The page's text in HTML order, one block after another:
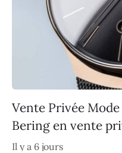
Vente Privée
Bering en vente
Il y a 6 jours